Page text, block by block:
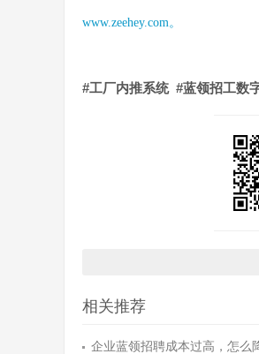
www.zeehey.com。
#工厂内推系统 #蓝领招工数
相关推荐
企业蓝领招聘成本过高，怎么